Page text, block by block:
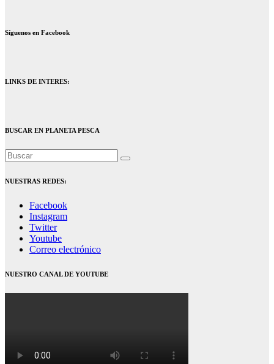
Síguenos en Facebook
LINKS DE INTERES:
BUSCAR EN PLANETA PESCA
NUESTRAS REDES:
Facebook
Instagram
Twitter
Youtube
Correo electrónico
NUESTRO CANAL DE YOUTUBE